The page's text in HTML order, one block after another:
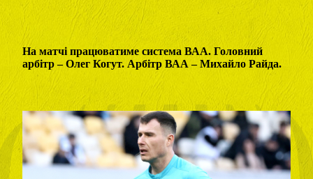
На матчі працюватиме система ВАА. Головний
арбітр – Олег Когут. Арбітр ВАА – Михайло Райда.